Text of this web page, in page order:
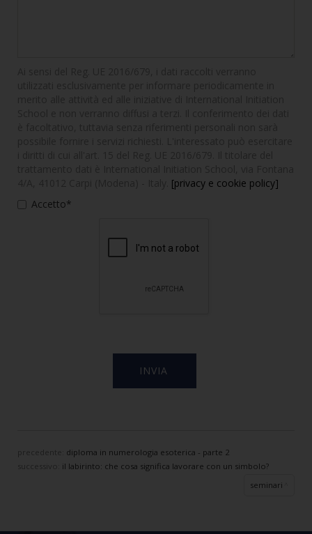
[privacy e cookie policy]
Accetto*
precedente: diploma in numerologia esoterica - parte 2
il labirinto: che cosa significa lavorare con un simbolo?
seminari